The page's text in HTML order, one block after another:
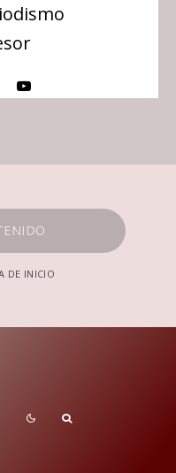
DE INICIO